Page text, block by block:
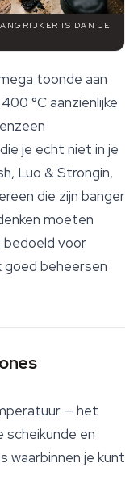
IS DAN JE
toonde aan
°C aanzienlijke
je echt niet in je
Luo & Strongin,
die zijn banger
moeten
voor
goed beheersen
— het
scheikunde en
waarbinnen je kunt